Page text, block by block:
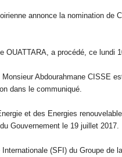
annonce la nomination de
OUATTARA, a procédé, ce lundi
Abdourahmane CISSE
dans le communiqué.
et des Energies
Gouvernement le 19 juillet 2017.
(SFI) du Groupe